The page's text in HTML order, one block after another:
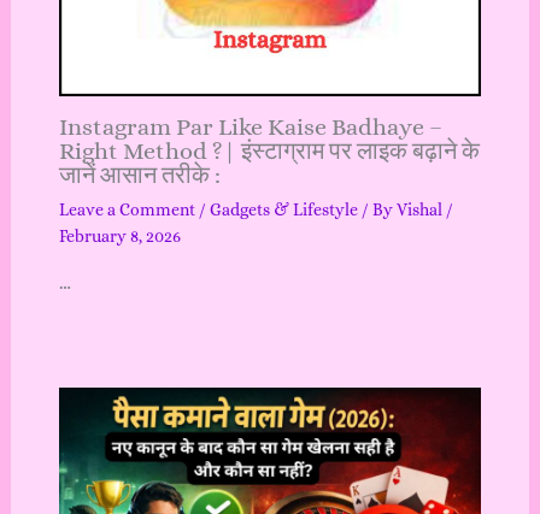
Instagram Par Like Kaise Badhaye –
Right Method ?| इंस्टाग्राम पर लाइक बढ़ाने के
जानें आसान तरीके :
Leave a Comment / Gadgets & Lifestyle/ ByVishal /
February 8, 2026
…